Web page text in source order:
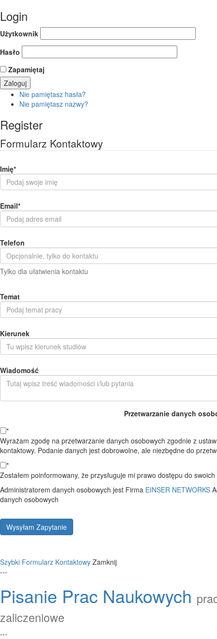
Login
Użytkownik
Hasło
Zapamiętaj
Nie pamiętasz hasła?
Nie pamiętasz nazwy?
Register
Formularz Kontaktowy
Imię*
Email*
Telefon
Tylko dla ułatwienia kontaktu
Temat
Kierunek
Wiadomość
Przetwarzanie danych
*
Wyrażam zgodę na przetwarzanie danych osobowych zgodnie z
kontaktowy. Podanie danych jest dobrowolne, ale niezbędne do
*
Zostałem poinformowany, że przysługuje mi prawo dostępu do
Administratorem danych osobowych jest Firma EINSER NETWORKS
danych osobowych
Wysyłam Zapytanie
Szybki Formularz Kontaktowy Zamknij
---
Pisanie Prac Naukowych
zaliczeniowe
---